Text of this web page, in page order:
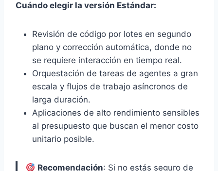
Cuándo elegir la versión Estándar:
Revisión de código por lotes en segundo
plano y corrección automática, donde no
se requiere interacción en tiempo real.
Orquestación de tareas de agentes a gran
escala y flujos de trabajo asíncronos de
larga duración.
Aplicaciones de alto rendimiento sensibles
al presupuesto que buscan el menor costo
unitario posible.
Recomendación: Si no estás seguro de